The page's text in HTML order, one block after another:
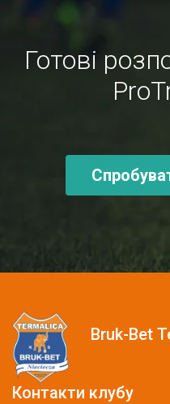
Готові
Bruk-Bet
Контакти клубу